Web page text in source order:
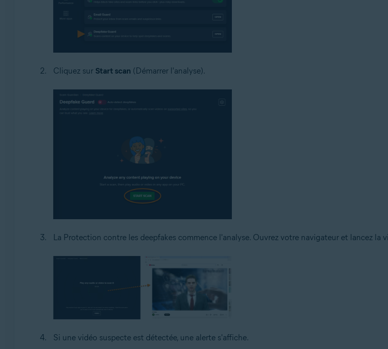
Cliquez sur Start scan (Démarrer l'analyse).
La Protection contre les deepfakes commence l'analyse. Ouvrez votre navigateur et lancez
Si une vidéo suspecte est détectée, une alerte s'affiche.